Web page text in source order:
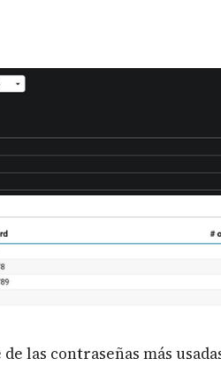
las contraseñas más